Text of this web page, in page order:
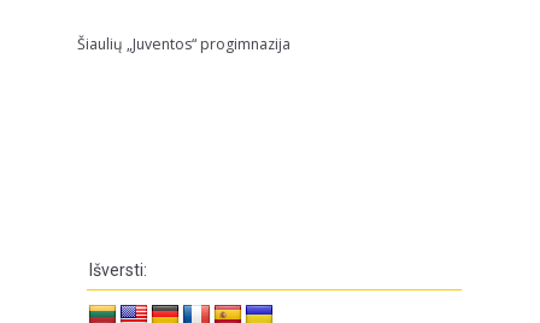
Šiaulių „Juventos“ progimnazija
Išversti: